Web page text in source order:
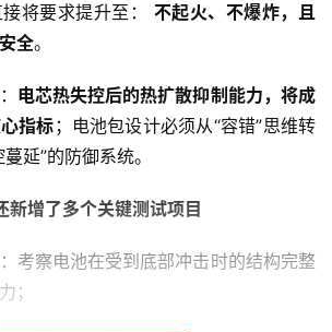
将要求提升至： 不起火、不爆炸，且
全。
电芯热失控后的热扩散抑制能力，将成
指标 ；电池包设计必须从“容错”思维转
延”的防御系统。
新增了多个关键测试项目
：考察电池在受到底部冲击时的结构完整
；